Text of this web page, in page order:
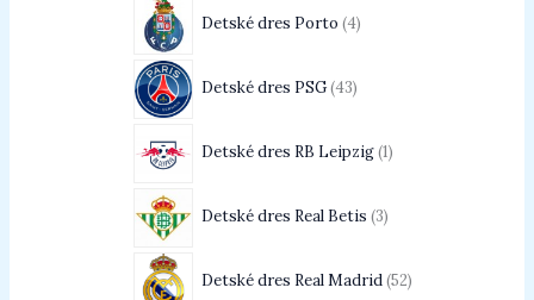
Detské dres Porto 4
Detské dres PSG 43
Detské dres RB Leipzig 1
Detské dres Real Betis 3
Detské dres Real Madrid 52